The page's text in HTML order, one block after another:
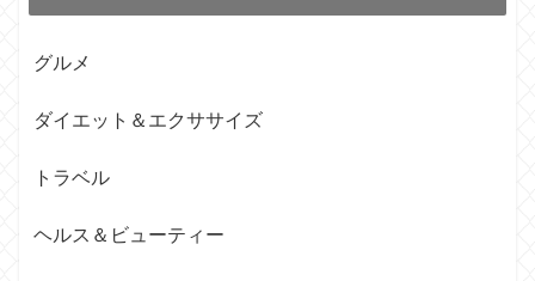
グルメ
ダイエット＆エクササイズ
トラベル
ヘルス＆ビューティー